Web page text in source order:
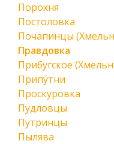
Порохня
Постоловка
Почапинцы
Правдовка
Прибугское
Припу́тни
Проскуровка
Пудловцы
Путринцы
Пылява